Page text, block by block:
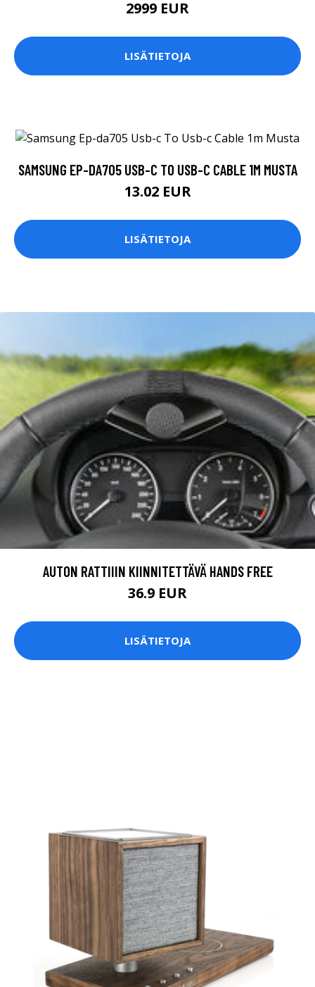
2999 EUR
LISÄTIETOJA
SAMSUNG EP-DA705 USB-C TO USB-C CABLE 1M MUSTA
13.02 EUR
LISÄTIETOJA
AUTON RATTIIIN KIINNITETTÄVÄ HANDS FREE
36.9 EUR
LISÄTIETOJA